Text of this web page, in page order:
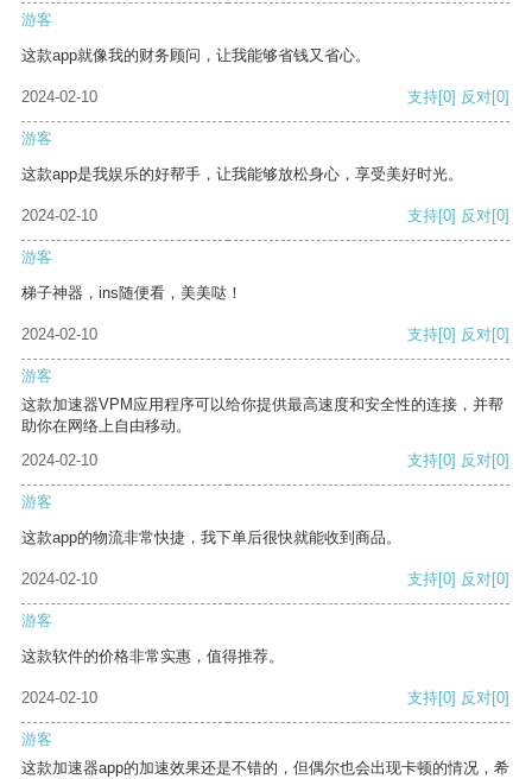
游客
这款app就像我的财务顾问，让我能够省钱又省心。
2024-02-10 支持[0] 反对[0]
游客
这款app是我娱乐的好帮手，让我能够放松身心，享受美好时光。
2024-02-10 支持[0] 反对[0]
游客
梯子神器，ins随便看，美美哒！
2024-02-10 支持[0] 反对[0]
游客
这款加速器VPM应用程序可以给你提供最高速度和安全性的连接，并帮
助你在网络上自由移动。
2024-02-10
支持[0] 反对[0]
游客
这款app的物流非常快捷，我下单后很快就能收到商品。
2024-02-10 支持[0] 反对[0]
游客
这款软件的价格非常实惠，值得推荐。
2024-02-10 支持[0] 反对[0]
游客
这款加速器app的加速效果还是不错的，但偶尔也会出现卡顿的情况，希